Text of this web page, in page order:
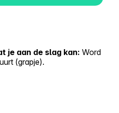
je aan de slag kan: Word
(grapje).